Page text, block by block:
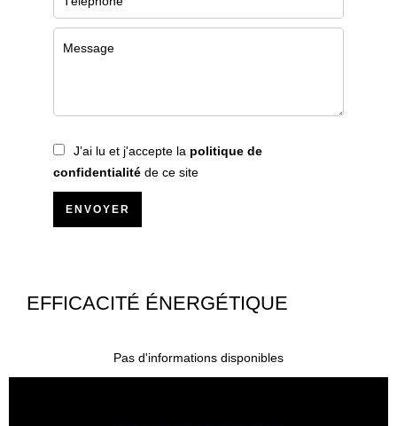
J’ai lu et j'accepte la politique de
confidentialité de ce site
ENVOYER
EFFICACITÉ ÉNERGÉTIQUE
Pas d'informations disponibles